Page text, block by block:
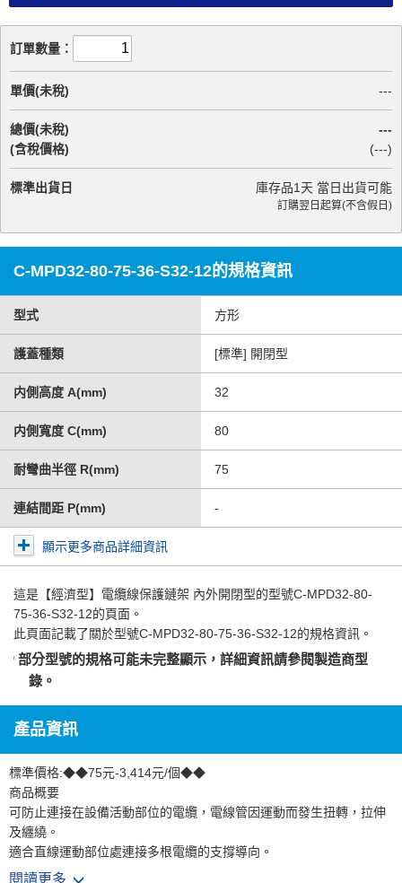
訂單數量：
單價(未稅) ---
總價(未稅)
(含稅價格)
---
(---)
標準出貨日 庫存品1天 當日出貨可能
訂購翌日起算(不含假日)
C-MPD32-80-75-36-S32-12的規格資訊
型式 方形
護蓋種類 [標準] 開閉型
内側高度 A(mm) 32
内側寬度 C(mm) 80
耐彎曲半徑 R(mm) 75
連結間距 P(mm) -
顯示更多商品詳細資訊
這是 【經濟型】電纜線保護鏈架 內外開閉型的型號C-MPD32-80-
75-36-S32-12的頁面。
此頁面記載了關於型號C-MPD32-80-75-36-S32-12的規格資訊。
部分型號的規格可能未完整顯示，詳細資訊請參閱製造商型
錄 。
產品資訊
標準價格:◆◆75元-3,414元/個◆◆
商品概要
可防止連接在設備活動部位的電纜，電線管因運動而發生扭轉，拉伸
及纏繞。
適合直線運動部位處連接多根電纜的支撐導向。
閱讀更多